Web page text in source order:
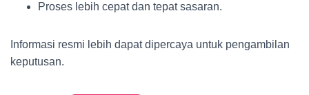
Proses lebih cepat dan tepat sasaran.
Informasi resmi lebih dapat dipercaya untuk pengambilan
keputusan.